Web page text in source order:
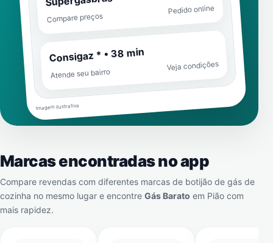
Compare preços
Pedido online
Consigaz * • 38 min
Atende seu bairro
Veja condições
Imagem ilustrativa
Marcas encontradas no app
Compare revendas com diferentes marcas de botijão de gás de
cozinha no mesmo lugar e encontre Gás Barato em Pião com
mais rapidez.